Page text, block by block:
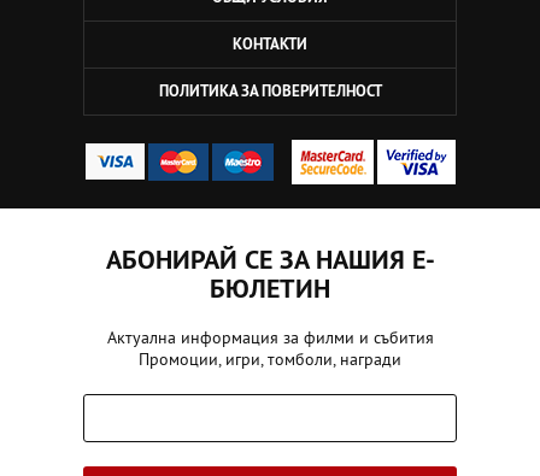
КОНТАКТИ
ПОЛИТИКА ЗА ПОВЕРИТЕЛНОСТ
АБОНИРАЙ СЕ ЗА НАШИЯ Е-
БЮЛЕТИН
Актуална информация за филми и събития
Промоции, игри, томболи, награди